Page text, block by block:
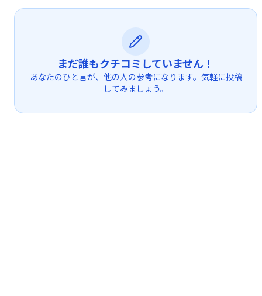
まだ誰もクチコミしていません！
あなたのひと言が、他の人の参考になります。気軽に投稿
してみましょう。